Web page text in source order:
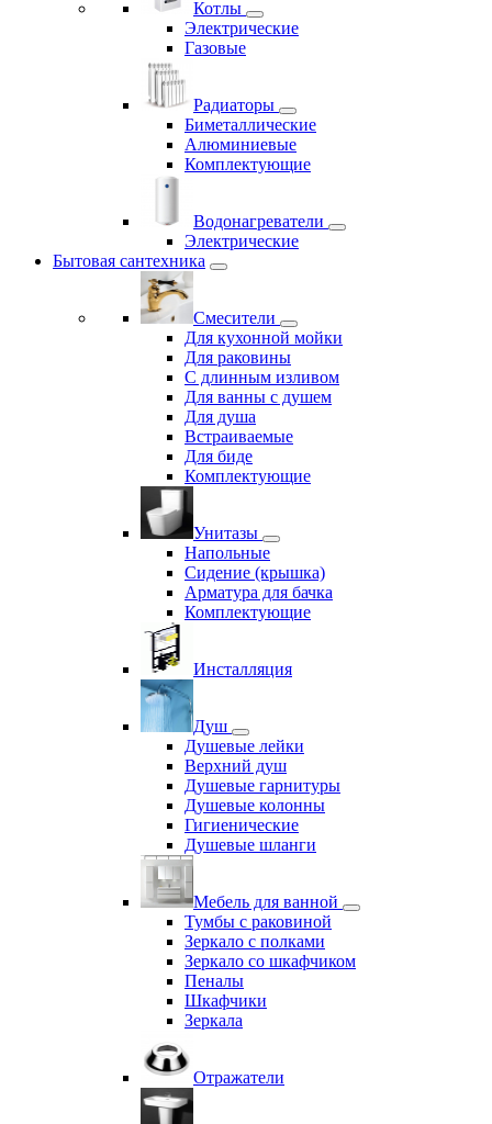
Котлы
Электрические
Газовые
Радиаторы
Биметаллические
Алюминиевые
Комплектующие
Водонагреватели
Электрические
Бытовая сантехника
Смесители
Для кухонной мойки
Для раковины
С длинным изливом
Для ванны с душем
Для душа
Встраиваемые
Для биде
Комплектующие
Унитазы
Напольные
Сидение (крышка)
Арматура для бачка
Комплектующие
Инсталляция
Душ
Душевые лейки
Верхний душ
Душевые гарнитуры
Душевые колонны
Гигиенические
Душевые шланги
Мебель для ванной
Тумбы с раковиной
Зеркало с полками
Зеркало со шкафчиком
Пеналы
Шкафчики
Зеркала
Отражатели